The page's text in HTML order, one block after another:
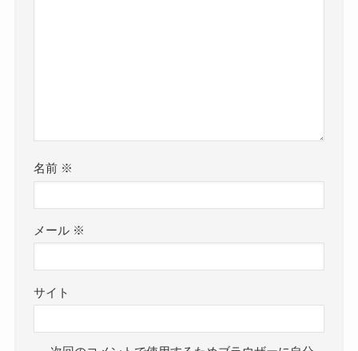
名前 ※
メール ※
サイト